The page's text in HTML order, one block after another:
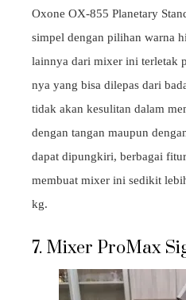
Oxone OX-855 Planetary
simpel dengan pilihan warna
lainnya dari mixer ini terletak
nya yang bisa dilepas dari
tidak akan kesulitan dalam
dengan tangan maupun
dapat dipungkiri, berbagai
membuat mixer ini sedikit
kg.
7. Mixer ProMax